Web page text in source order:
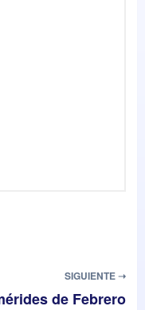
SIGUIENTE ➝
de Febrero